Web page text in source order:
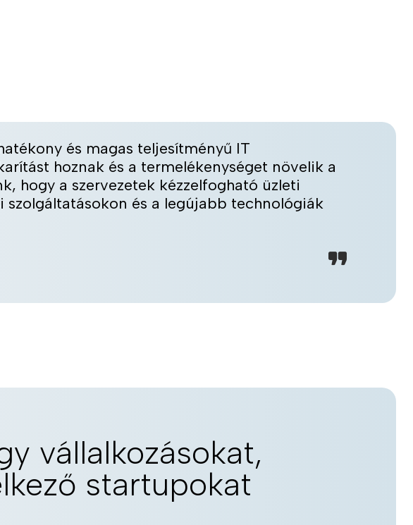
és magas teljesítményű IT
hoznak és a termelékenységet növelik a
hogy a szervezetek kézzelfogható üzleti
és a legújabb technológiák
vállalkozásokat,
startupokat